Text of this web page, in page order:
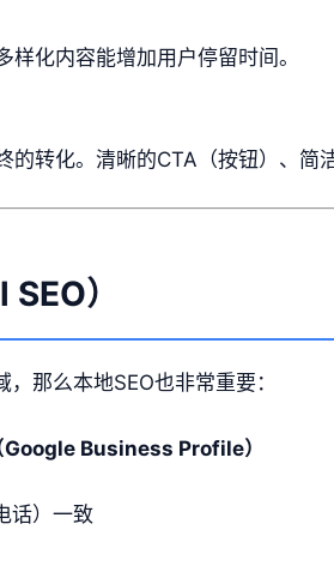
化内容能增加用户停留时间。
的转化。清晰的CTA（按钮）、简
）
那么本地SEO也非常重要：
Business Profile）
话）一致